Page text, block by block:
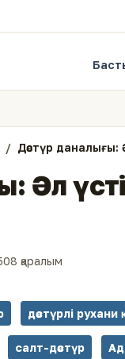
Дәстүр даналығы:
Әл
қаралым
дәстүрлі
салт-дәстүр